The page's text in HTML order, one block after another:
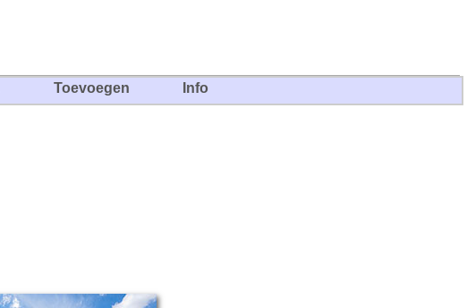
Toevoegen Info